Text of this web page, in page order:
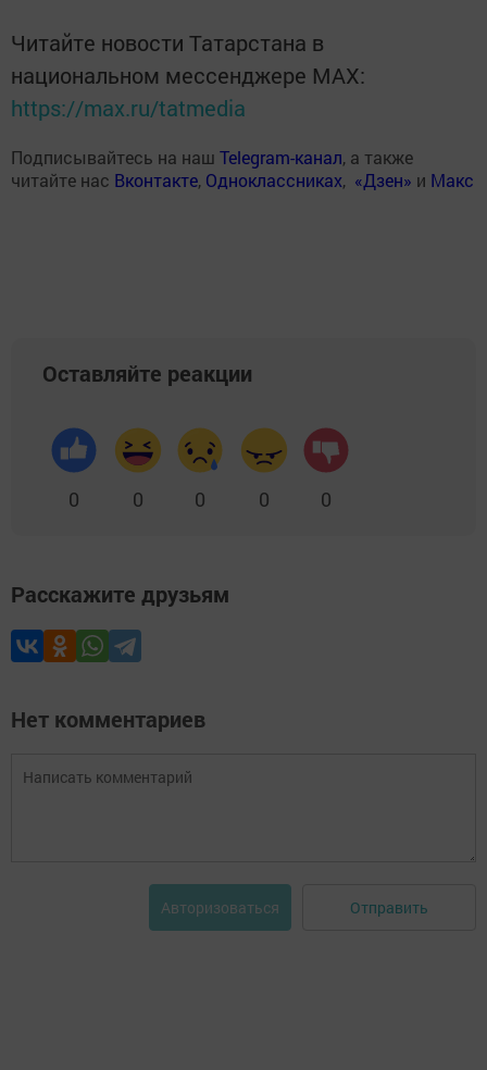
Читайте новости Татарстана в
национальном мессенджере MАХ:
https://max.ru/tatmedia
Подписывайтесь на наш Telegram-канал, а также
читайте нас Вконтакте, Одноклассниках, «Дзен» и Макс
Оставляйте реакции
0 0 0 0 0
Расскажите друзьям
Нет комментариев
Авторизоваться Отправить